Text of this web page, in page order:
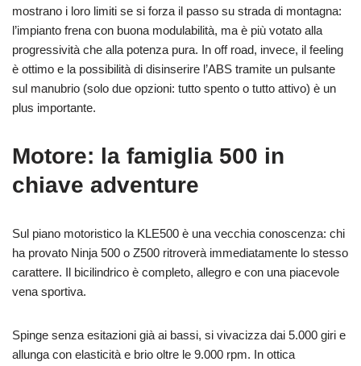
mostrano i loro limiti se si forza il passo su strada di montagna:
l’impianto frena con buona modulabilità, ma è più votato alla
progressività che alla potenza pura. In off road, invece, il feeling
è ottimo e la possibilità di disinserire l’ABS tramite un pulsante
sul manubrio (solo due opzioni: tutto spento o tutto attivo) è un
plus importante.
Motore: la famiglia 500 in
chiave adventure
Sul piano motoristico la KLE500 è una vecchia conoscenza: chi
ha provato Ninja 500 o Z500 ritroverà immediatamente lo stesso
carattere. Il bicilindrico è completo, allegro e con una piacevole
vena sportiva.
Spinge senza esitazioni già ai bassi, si vivacizza dai 5.000 giri e
allunga con elasticità e brio oltre le 9.000 rpm. In ottica